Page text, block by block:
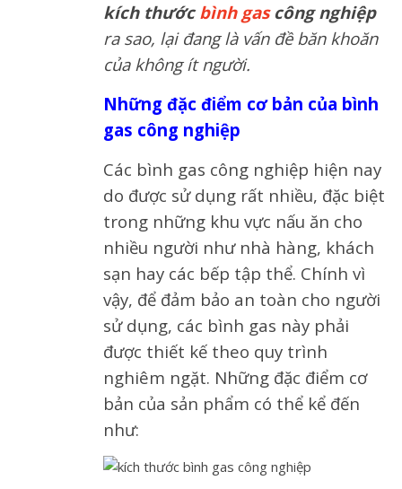
kích thướcbình gascông nghiệp
ra sao, lại đang là vấn đề băn khoăn
của không ít người.
Những đặc điểm cơ bản của bình
gas công nghiệp
Các bình gas công nghiệp hiện nay
do được sử dụng rất nhiều, đặc biệt
trong những khu vực nấu ăn cho
nhiều người như nhà hàng, khách
sạn hay các bếp tập thể. Chính vì
vậy, để đảm bảo an toàn cho người
sử dụng, các bình gas này phải
được thiết kế theo quy trình
nghiêm ngặt. Những đặc điểm cơ
bản của sản phẩm có thể kể đến
như: